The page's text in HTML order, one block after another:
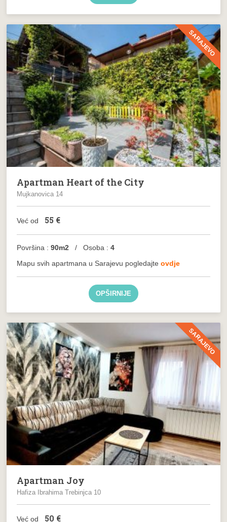
SARAJEVO
Apartman Heart of the City
Mujkanovica 14
Već od 55 €
Površina : 90m2 / Osoba :4
Mapu svih apartmana u Sarajevu pogledajteovdje
OPŠIRNIJE
SARAJEVO
Apartman Joy
Hafiza Ibrahima Trebinjca 10
Već od 50 €